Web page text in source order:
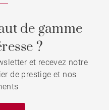
de gamme
?
et recevez notre
de prestige et nos